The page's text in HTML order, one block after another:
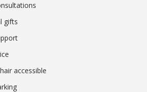
gifts
accessible